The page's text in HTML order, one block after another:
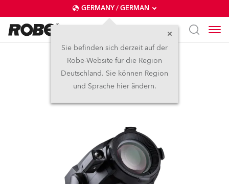
GERMANY / GERMAN
Sie befinden sich derzeit auf der
Robe-Website für die Region
Deutschland. Sie können Region
und Sprache hier ändern.
T3 Profile FS™
NEU